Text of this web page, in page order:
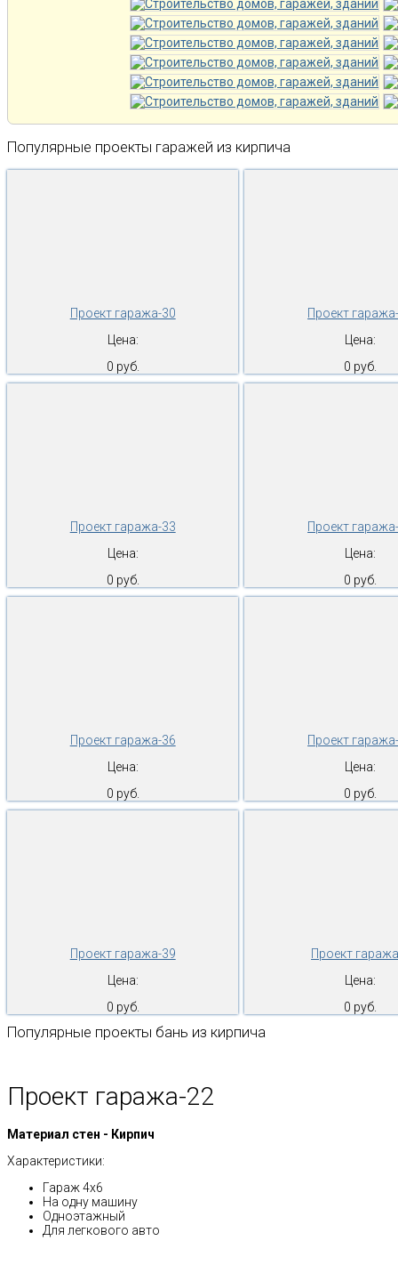
Популярные проекты гаражей из кирпича
Проект гаража-30
Цена:
0 руб.
Проект
Цена:
0 руб.
Проект гаража-33
Цена:
0 руб.
Проект
Цена:
0 руб.
Проект гаража-36
Цена:
0 руб.
Проект
Цена:
0 руб.
Проект гаража-39
Цена:
0 руб.
Проект
Цена:
0 руб.
Популярные проекты бань из кирпича
Проект гаража-22
Материал стен - Кирпич
Характеристики:
Гараж 4х6
На одну машину
Одноэтажный
Для легкового авто